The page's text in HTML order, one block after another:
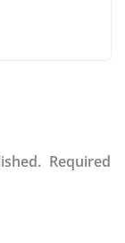
Required